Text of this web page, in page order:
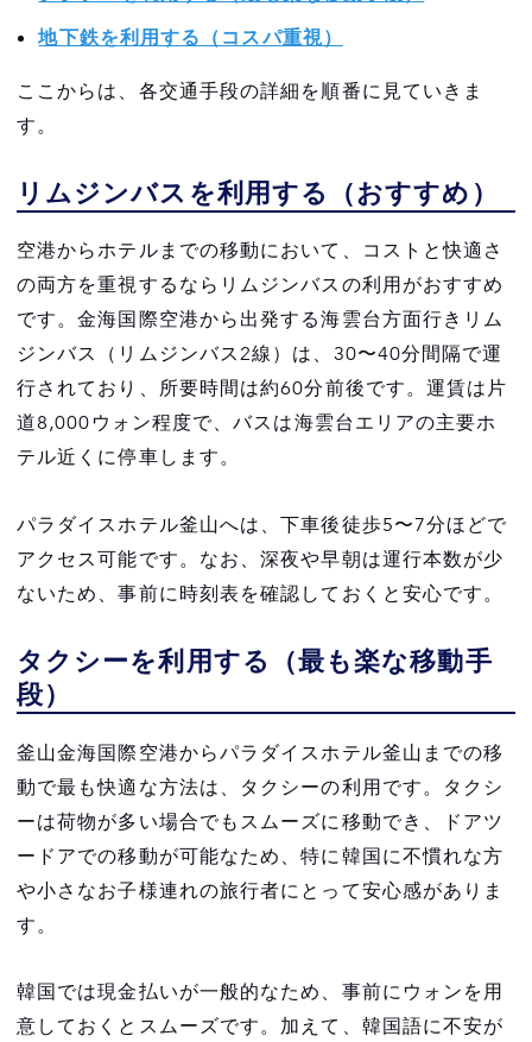
地下鉄を利用する（コスパ重視）
ここからは、各交通手段の詳細を順番に見ていきま
す。
リムジンバスを利用する（おすすめ）
空港からホテルまでの移動において、コストと快適さ
の両方を重視するならリムジンバスの利用がおすすめ
です。金海国際空港から出発する海雲台方面行きリム
ジンバス（リムジンバス2線）は、30〜40分間隔で運
行されており、所要時間は約60分前後です。運賃は片
道8,000ウォン程度で、バスは海雲台エリアの主要ホ
テル近くに停車します。
パラダイスホテル釜山へは、下車後徒歩5〜7分ほどで
アクセス可能です。なお、深夜や早朝は運行本数が少
ないため、事前に時刻表を確認しておくと安心です。
タクシーを利用する（最も楽な移動手
段）
釜山金海国際空港からパラダイスホテル釜山までの移
動で最も快適な方法は、タクシーの利用です。タクシ
ーは荷物が多い場合でもスムーズに移動でき、ドアツ
ードアでの移動が可能なため、特に韓国に不慣れな方
や小さなお子様連れの旅行者にとって安心感がありま
す。
韓国では現金払いが一般的なため、事前にウォンを用
意しておくとスムーズです。加えて、韓国語に不安が